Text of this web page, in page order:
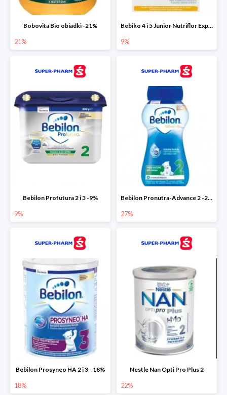
Bobovita Bio obiadki -21%
21%
Bebiko 4 i 5 Junior Nutriflor Expert -9%
9%
Bebilon Profutura 2 i 3 -9%
9%
Bebilon Pronutra-Advance 2 -27%
27%
Bebilon Prosyneo HA 2 i 3 - 18%
18%
Nestle Nan Opti Pro Plus 2
22%